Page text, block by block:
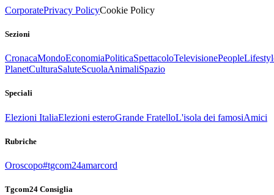
CorporatePrivacy PolicyCookie Policy
Sezioni
CronacaMondoEconomiaPoliticaSpettacoloTelevisionePeople
PlanetCulturaSaluteScuolaAnimaliSpazio
Speciali
Elezioni ItaliaElezioni esteroGrande FratelloL'isola dei famosiAmici
Rubriche
Oroscopo#tgcom24amarcord
Tgcom24 Consiglia